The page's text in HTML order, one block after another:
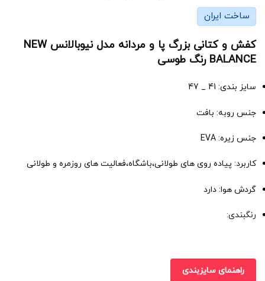
ساخت ایران
کفش و کتانی بزرگ پا و مردانه مدل نیوبالانس NEW
BALANCE رنگ طوسی
سایز بندی: 41 _ 47
جنس روبه: بافت
جنس زیره: EVA
کاربرد: پیاده روی های طولانی،باشگاه،فعالیت های روزمره و طولانی
گردش هوا: دارد
رنگبندی:
راهنمای سایزبندی